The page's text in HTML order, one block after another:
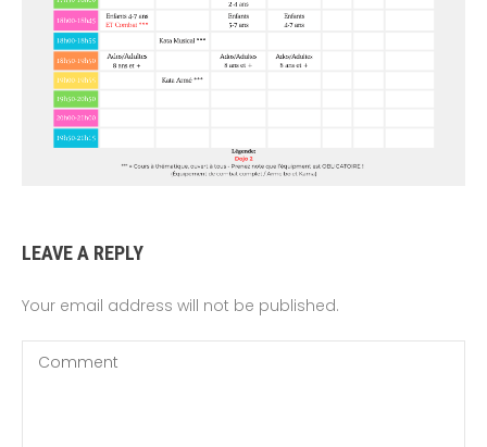
LEAVE A REPLY
Your email address will not be published.